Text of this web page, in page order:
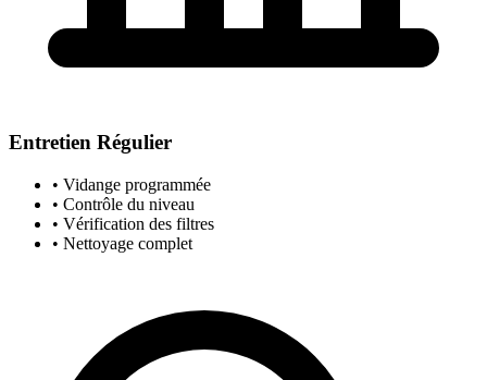
Entretien Régulier
• Vidange programmée
• Contrôle du niveau
• Vérification des filtres
• Nettoyage complet